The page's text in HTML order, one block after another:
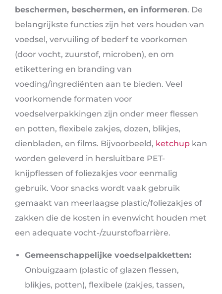
beschermen, beschermen, en informeren. De
belangrijkste functies zijn het vers houden van
voedsel, vervuiling of bederf te voorkomen
(door vocht, zuurstof, microben), en om
etikettering en branding van
voeding/ingrediënten aan te bieden. Veel
voorkomende formaten voor
voedselverpakkingen zijn onder meer flessen
en potten, flexibele zakjes, dozen, blikjes,
dienbladen, en films. Bijvoorbeeld, ketchup kan
worden geleverd in hersluitbare PET-
knijpflessen of foliezakjes voor eenmalig
gebruik. Voor snacks wordt vaak gebruik
gemaakt van meerlaagse plastic/foliezakjes of
zakken die de kosten in evenwicht houden met
een adequate vocht-/zuurstofbarrière.
Gemeenschappelijke voedselpakketten:
Onbuigzaam (plastic of glazen flessen,
blikjes, potten), flexibele (zakjes, tassen,